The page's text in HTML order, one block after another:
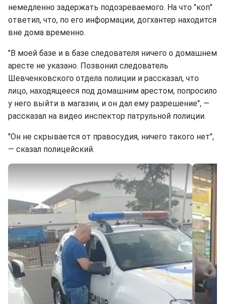
немедленно задержать подозреваемого. На что "коп"
ответил, что, по его информации, догхантер находится
вне дома временно.
"В моей базе и в базе следователя ничего о домашнем
аресте не указано. Позвонил следователь
Шевченковского отдела полиции и рассказал, что
лицо, находящееся под домашним арестом, попросило
у него выйти в магазин, и он дал ему разрешение", —
рассказал на видео инспектор патрульной полиции.
"Он не скрывается от правосудия, ничего такого нет",
— сказал полицейский.